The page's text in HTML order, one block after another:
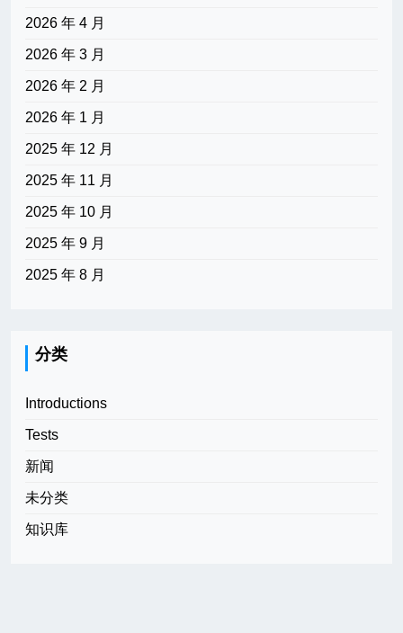
2026 年 4 月
2026 年 3 月
2026 年 2 月
2026 年 1 月
2025 年 12 月
2025 年 11 月
2025 年 10 月
2025 年 9 月
2025 年 8 月
分类
Introductions
Tests
新闻
未分类
知识库